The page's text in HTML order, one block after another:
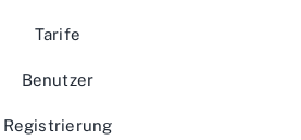
Tarife
Benutzer
Registrierung